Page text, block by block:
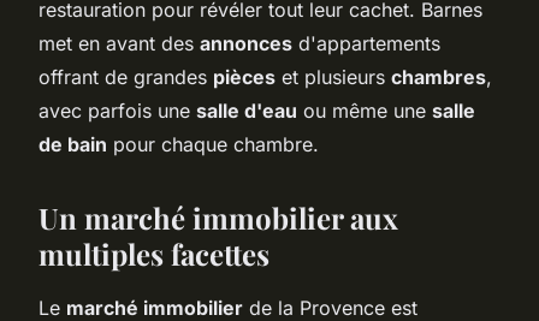
restauration pour révéler tout leur cachet. Barnes
met en avant des annonces d'appartements
offrant de grandes pièces et plusieurs chambres,
avec parfois une salle d'eau ou même une salle
de bain pour chaque chambre.
Un marché immobilier aux
multiples facettes
Le marché immobilier de la Provence est